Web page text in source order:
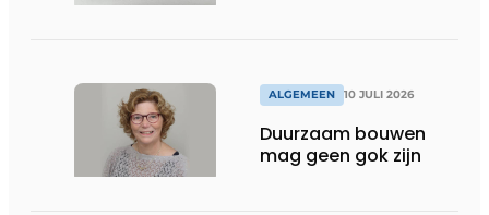
ALGEMEEN 10 JULI 2026
Duurzaam bouwen
mag geen gok zijn